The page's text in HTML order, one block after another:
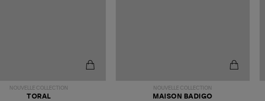
NOUVELLE COLLECTION
TORAL
NOUVELLE COLLECTION
MAISON BADIGO